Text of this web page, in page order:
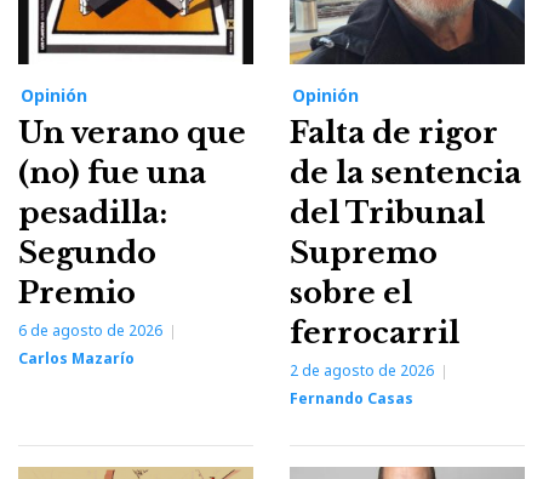
Opinión
Un verano que
(no) fue una
pesadilla:
Segundo
Premio
6 de agosto de 2026
Carlos Mazarío
Opinión
Falta de rigor
de la sentencia
del Tribunal
Supremo
sobre el
ferrocarril
2 de agosto de 2026
Fernando Casas